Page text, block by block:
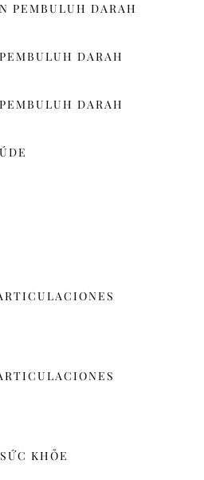
PEMBULUH DARAH
DARAH
DARAH
KHỎE